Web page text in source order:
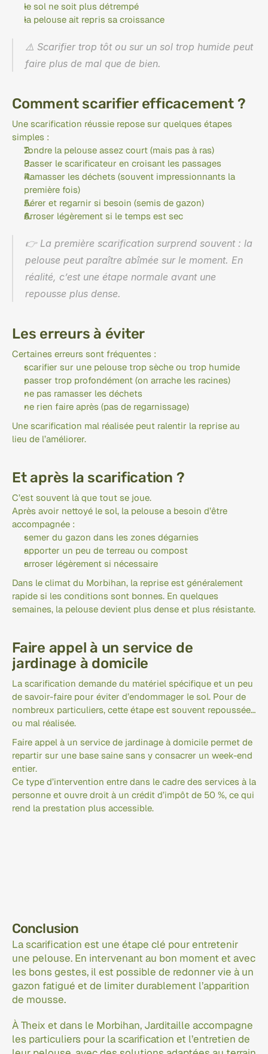
le sol ne soit plus détrempé
la pelouse ait repris sa croissance
⚠️ Scarifier trop tôt ou sur un sol trop humide peut
faire plus de mal que de bien.
Comment scarifier efficacement ?
Une scarification réussie repose sur quelques étapes
simples :
Tondre la pelouse assez court (mais pas à ras)
Passer le scarificateur en croisant les passages
Ramasser les déchets (souvent impressionnants la
première fois)
Aérer et regarnir si besoin (semis de gazon)
Arroser légèrement si le temps est sec
👉 La première scarification surprend souvent : la
pelouse peut paraître abîmée sur le moment. En
réalité, c’est une étape normale avant une
repousse plus dense.
Les erreurs à éviter
Certaines erreurs sont fréquentes :
scarifier sur une pelouse trop sèche ou trop humide
passer trop profondément (on arrache les racines)
ne pas ramasser les déchets
ne rien faire après (pas de regarnissage)
Une scarification mal réalisée peut ralentir la reprise au
lieu de l’améliorer.
Et après la scarification ?
C’est souvent là que tout se joue.
Après avoir nettoyé le sol, la pelouse a besoin d’être
accompagnée :
semer du gazon dans les zones dégarnies
apporter un peu de terreau ou compost
arroser légèrement si nécessaire
Dans le climat du Morbihan, la reprise est généralement
rapide si les conditions sont bonnes. En quelques
semaines, la pelouse devient plus dense et plus résistante.
Faire appel à un service de
jardinage à domicile
La scarification demande du matériel spécifique et un peu
de savoir-faire pour éviter d’endommager le sol. Pour de
nombreux particuliers, cette étape est souvent repoussée…
ou mal réalisée.
Faire appel à un service de jardinage à domicile permet de
repartir sur une base saine sans y consacrer un week-end
entier.
Ce type d’intervention entre dans le cadre des services à la
personne et ouvre droit à un crédit d’impôt de 50 %, ce qui
rend la prestation plus accessible.
Conclusion
La scarification est une étape clé pour entretenir
une pelouse. En intervenant au bon moment et avec
les bons gestes, il est possible de redonner vie à un
gazon fatigué et de limiter durablement l’apparition
de mousse.
À Theix et dans le Morbihan, Jarditaille accompagne
les particuliers pour la scarification et l’entretien de